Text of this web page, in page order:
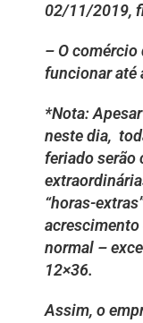
02/11/2019,
– O comércio
funcionar até
*Nota:
neste dia,
feriado serão
“horas-
acrescimento
normal –
12×36.
Assim, o